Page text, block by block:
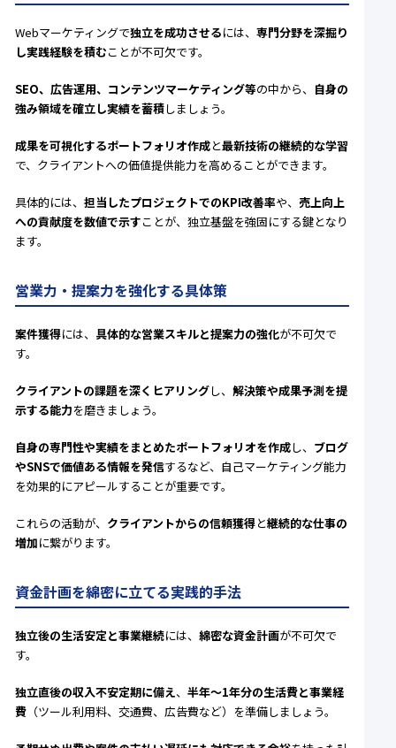
Webマーケティングで独立を成功させるには、専門分野を深掘り
し実践経験を積むことが不可欠です。
SEO、広告運用、コンテンツマーケティング等の中から、 自身の
強み領域を確立し実績を蓄積しましょう。
成果を可視化するポートフォリオ作成と最新技術の継続的な学習
で、クライアントへの価値提供能力を高めることができます。
具体的には、担当したプロジェクトでのKPI改善率や、 売上向上
への貢献度を数値で示すことが、独立基盤を強固にする鍵となり
ます。
営業力・提案力を強化する具体策
案件獲得には、 具体的な営業スキルと提案力の強化が不可欠で
す。
クライアントの課題を深くヒアリングし、解決策や成果予測を提
示する能力を磨きましょう。
自身の専門性や実績をまとめたポートフォリオを作成し、 ブログ
やSNSで価値ある情報を発信するなど、自己マーケティング能力
を効果的にアピールすることが重要です。
これらの活動が、 クライアントからの信頼獲得と継続的な仕事の
増加に繋がります。
資金計画を綿密に立てる実践的手法
独立後の生活安定と事業継続には、綿密な資金計画が不可欠で
す。
独立直後の収入不安定期に備え、半年〜1年分の生活費と事業経
費 （ツール利用料、交通費、広告費など）を準備しましょう。